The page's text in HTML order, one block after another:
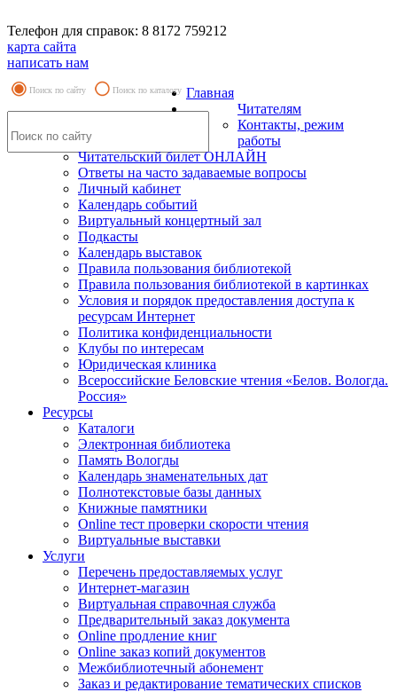
Телефон для справок: 8 8172 759212
карта сайта
написать нам
Поиск по сайту Поиск по каталогу Главная
Читателям
Контакты, режим
работы
Читательский билет ОНЛАЙН
Ответы на часто задаваемые вопросы
Личный кабинет
Календарь событий
Виртуальный концертный зал
Подкасты
Календарь выставок
Правила пользования библиотекой
Правила пользования библиотекой в картинках
Условия и порядок предоставления доступа к
ресурсам Интернет
Политика конфиденциальности
Клубы по интересам
Юридическая клиника
Всероссийские Беловские чтения «Белов. Вологда.
Россия»
Ресурсы
Каталоги
Электронная библиотека
Память Вологды
Календарь знаменательных дат
Полнотекстовые базы данных
Книжные памятники
Online тест проверки скорости чтения
Виртуальные выставки
Услуги
Перечень предоставляемых услуг
Интернет-магазин
Виртуальная справочная служба
Предварительный заказ документа
Online продление книг
Online заказ копий документов
Межбиблиотечный абонемент
Заказ и редактирование тематических списков